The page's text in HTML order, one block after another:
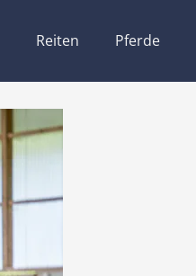
Reiten Pferde